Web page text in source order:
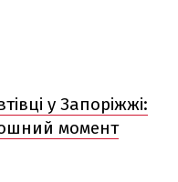
у Запоріжжі:
момент